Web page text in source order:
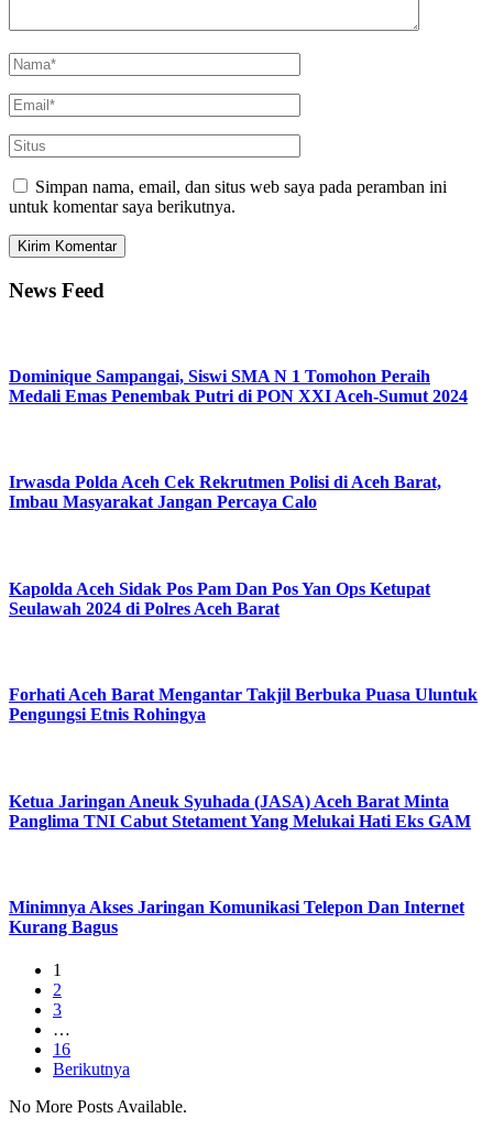
Simpan nama, email, dan situs web saya pada peramban ini
untuk komentar saya berikutnya.
News Feed
Dominique Sampangai, Siswi SMA N 1 Tomohon Peraih
Medali Emas Penembak Putri di PON XXI Aceh-Sumut 2024
Irwasda Polda Aceh Cek Rekrutmen Polisi di Aceh Barat,
Imbau Masyarakat Jangan Percaya Calo
Kapolda Aceh Sidak Pos Pam Dan Pos Yan Ops Ketupat
Seulawah 2024 di Polres Aceh Barat
Forhati Aceh Barat Mengantar Takjil Berbuka Puasa Uluntuk
Pengungsi Etnis Rohingya
Ketua Jaringan Aneuk Syuhada (JASA) Aceh Barat Minta
Panglima TNI Cabut Stetament Yang Melukai Hati Eks GAM
Minimnya Akses Jaringan Komunikasi Telepon Dan Internet
Kurang Bagus
1
2
3
…
16
Berikutnya
No More Posts Available.